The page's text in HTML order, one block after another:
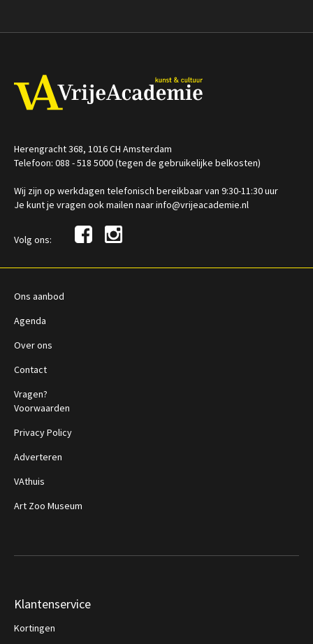
Herengracht 368, 1016 CH Amsterdam
Telefoon: 088 - 518 5000 (tegen de gebruikelijke belkosten)
Wij zijn op werkdagen telefonisch bereikbaar van 9:30-11:30 uur
Je kunt je vragen ook mailen naar info@vrijeacademie.nl
Volg ons:
Ons aanbod
Agenda
Over ons
Contact
Vragen?
Voorwaarden
Privacy Policy
Adverteren
VAthuis
Art Zoo Museum
Klantenservice
Kortingen